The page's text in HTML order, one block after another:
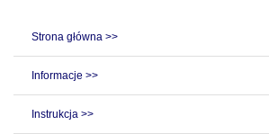
Strona główna >>
Informacje >>
Instrukcja >>